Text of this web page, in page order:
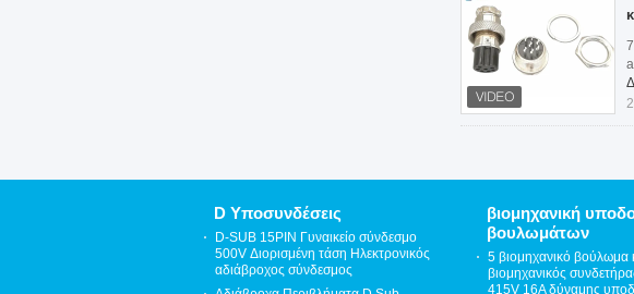
D Υποσυνδέσεις
D-SUB 15PIN Γυναικείο σύνδεσμο
500V Διορισμένη τάση Ηλεκτρονικός
αδιάβροχος σύνδεσμος
βιομηχανική
βουλωμάτων
5 βιομηχανικό βούλωμα
βιομηχανικός
415V 16A δύναμης